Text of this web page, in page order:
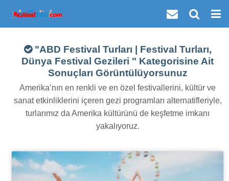
"ABD Festival Turları | Festival Turları,
Dünya Festival Gezileri " Kategorisine Ait
Sonuçları Görüntülüyorsunuz
Amerika’nın en renkli ve en özel festivallerini, kültür ve
sanat etkinliklerini içeren gezi programları alternatifleriyle,
turlarımız da Amerika kültürünü de keşfetme imkanı
yakalıyoruz.